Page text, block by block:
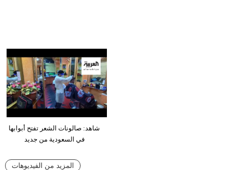
شاهد: صالونات الشعر تفتح أبوابها
في السعودية من جديد
المزيد من الفيديوهات